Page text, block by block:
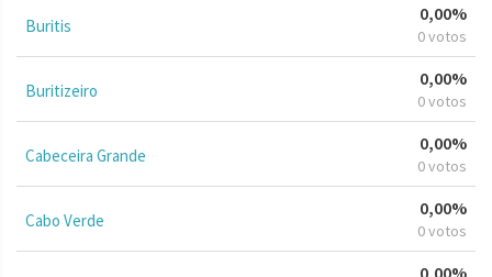
Buritis
0,00%
0 votos
Buritizeiro
0,00%
0 votos
Cabeceira Grande
0,00%
0 votos
Cabo Verde
0,00%
0 votos
0,00%